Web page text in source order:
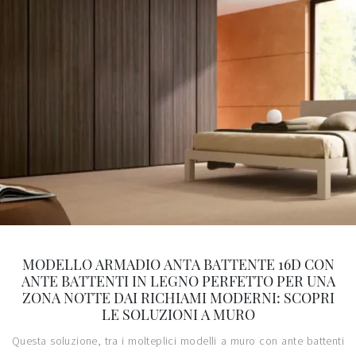
MODELLO ARMADIO ANTA BATTENTE 16D CON
ANTE BATTENTI IN LEGNO PERFETTO PER UNA
ZONA NOTTE DAI RICHIAMI MODERNI: SCOPRI
LE SOLUZIONI A MURO
Questa soluzione, tra i molteplici modelli a muro con ante battenti